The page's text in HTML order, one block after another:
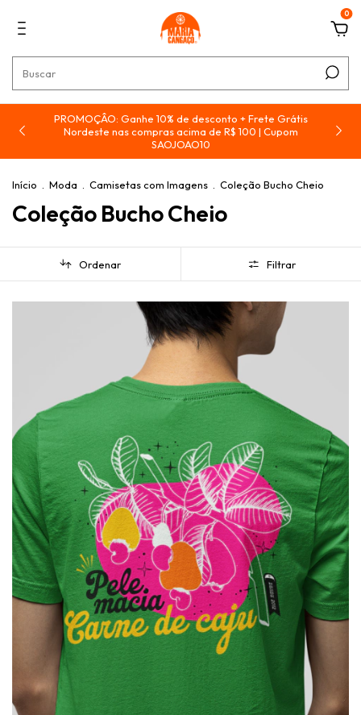
0
PROMOÇÂO: Ganhe 10% de desconto + Frete Grátis
Nordeste nas compras acima de R$ 100 | Cupom
SAOJOAO10
Início Moda Camisetas com Imagens Coleção Bucho Cheio
Coleção Bucho Cheio
Ordenar Filtrar